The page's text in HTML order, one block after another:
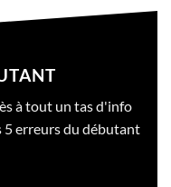
à tout un tas d'info
5 erreurs du débutant